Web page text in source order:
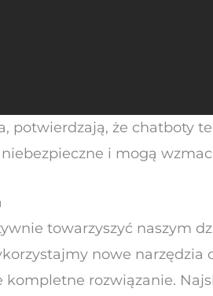
potwierdzają, że chatboty
i mogą
towarzyszyć naszym
nowe narzędzia
rozwiązanie.